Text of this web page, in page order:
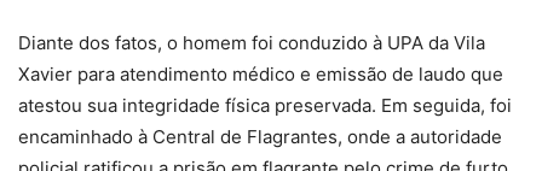
Diante dos fatos, o homem foi conduzido à UPA da Vila
Xavier para atendimento médico e emissão de laudo que
atestou sua integridade física preservada. Em seguida, foi
encaminhado à Central de Flagrantes, onde a autoridade